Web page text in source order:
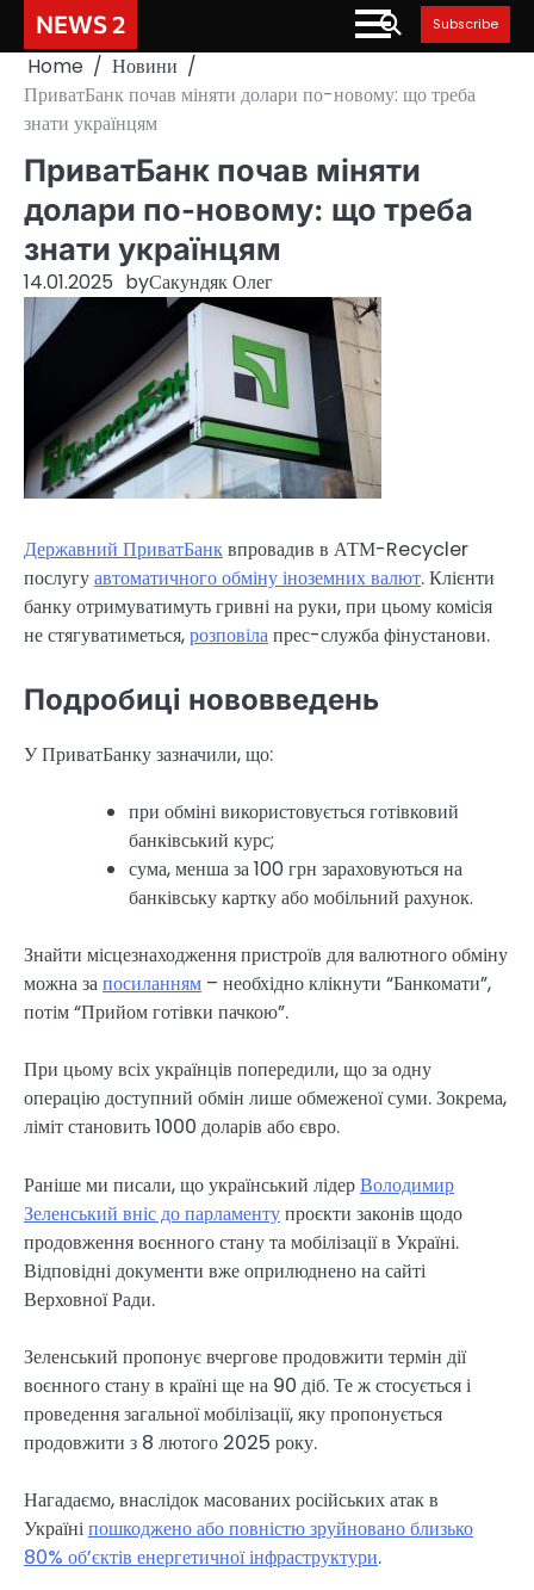
content
NEWS 2 Subscribe
Home
Новини
ПриватБанк почав міняти долари по-новому: що треба
знати українцям
ПриватБанк почав міняти
долари по-новому: що треба
знати українцям
14.01.2025 byСакундяк Олег
Державний ПриватБанквпровадив в АТМ-Recycler
послугуавтоматичного обміну іноземних валют. Клієнти
банку отримуватимуть гривні на руки, при цьому комісія
не стягуватиметься,розповілапрес-служба фінустанови.
Подробиці нововведень
У ПриватБанку зазначили, що:
при обміні використовується готівковий
банківський курс;
сума, менша за 100 грн зараховуються на
банківську картку або мобільний рахунок.
Знайти місцезнаходження пристроїв для валютного обміну
можна запосиланням – необхідно клікнути “Банкомати”,
потім “Прийом готівки пачкою”.
При цьому всіх українців попередили, що за одну
операцію доступний обмін лише обмеженої суми. Зокрема,
ліміт становить 1000 доларів або євро.
Раніше ми писали, що український лідерВолодимир
Зеленський вніс до парламентупроєкти законів щодо
продовження воєнного стану та мобілізації в Україні.
Відповідні документи вже оприлюднено на сайті
Верховної Ради.
Зеленський пропонує вчергове продовжити термін дії
воєнного стану в країні ще на 90 діб. Те ж стосується і
проведення загальної мобілізації, яку пропонується
продовжити з 8 лютого 2025 року.
Нагадаємо, внаслідок масованих російських атак в
Україніпошкоджено або повністю зруйновано близько
80% об’єктів енергетичної інфраструктури.